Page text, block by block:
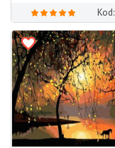
Kod: